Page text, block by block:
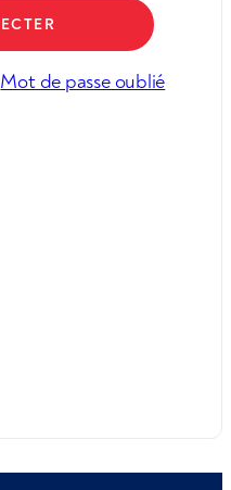
Mot de passe oublié